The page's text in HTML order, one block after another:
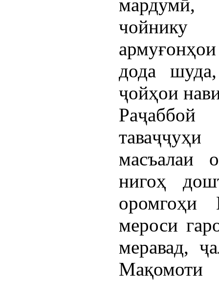
мардумӣ,
чойнику
дода
ҷойҳои
масъалаи
нигоҳ
мероси
меравад,